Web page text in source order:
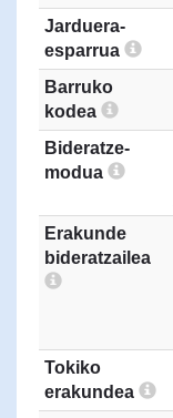
Jarduera-
esparrua
Barruko
kodea
Bideratze-
modua
Erakunde
bideratzailea
Tokiko
erakundea